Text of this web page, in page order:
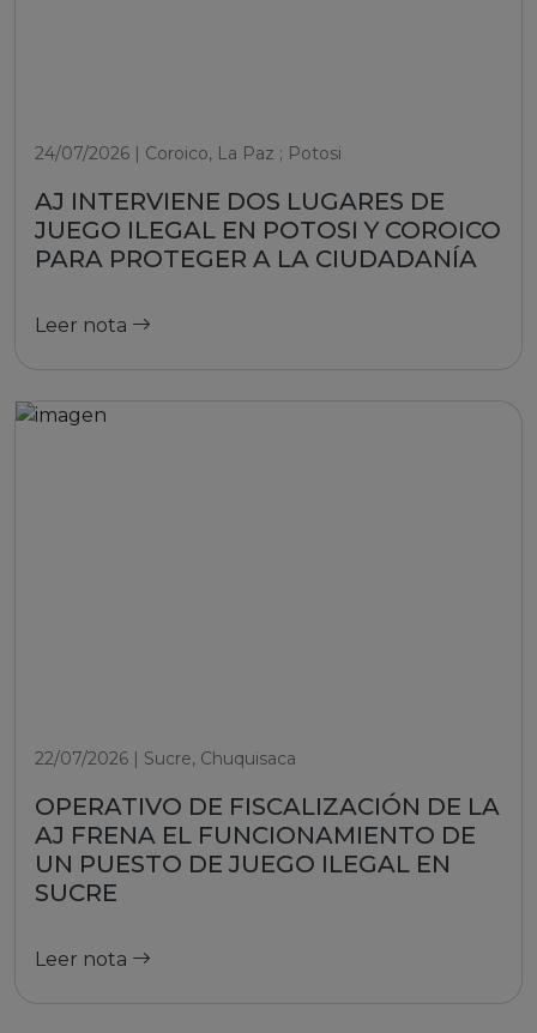
24/07/2026 | Coroico, La Paz ; Potosi
AJ INTERVIENE DOS LUGARES DE
JUEGO ILEGAL EN POTOSI Y COROICO
PARA PROTEGER A LA CIUDADANÍA
Leer nota
22/07/2026 | Sucre, Chuquisaca
OPERATIVO DE FISCALIZACIÓN DE LA
AJ FRENA EL FUNCIONAMIENTO DE
UN PUESTO DE JUEGO ILEGAL EN
SUCRE
Leer nota